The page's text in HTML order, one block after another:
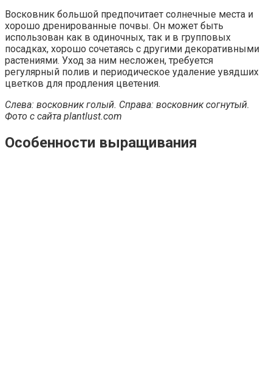
Восковник большой предпочитает солнечные места и
хорошо дренированные почвы. Он может быть
использован как в одиночных, так и в групповых
посадках, хорошо сочетаясь с другими декоративными
растениями. Уход за ним несложен, требуется
регулярный полив и периодическое удаление увядших
цветков для продления цветения.
Слева: восковник голый. Справа: восковник согнутый.
Фото с сайта plantlust.com
Особенности выращивания